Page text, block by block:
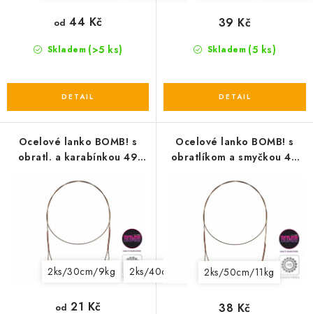
Skladem (>5 ks)
od 44 Kč
Skladem (5 ks)
39 Kč
Ocelové lanko BOMB! s
obratl. a karabínkou 49
2ks/30cm/9kg 2ks/40cm/14kg 2ks/15cm/5kg
od 21 Kč
Ocelové lanko BOMB! s
obratlíkom a smyčkou 49
2ks/50cm/11kg
38 Kč